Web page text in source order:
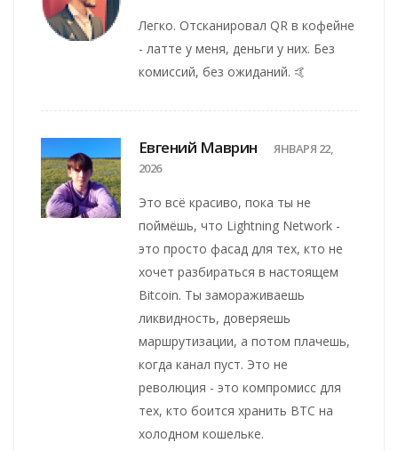
Легко. Отсканировал QR в кофейне
- латте у меня, деньги у них. Без
комиссий, без ожиданий. 🤙
Евгений Маврин
ЯНВАРЯ 22,
2026
Это всё красиво, пока ты не
поймёшь, что Lightning Network -
это просто фасад для тех, кто не
хочет разбираться в настоящем
Bitcoin. Ты замораживаешь
ликвидность, доверяешь
маршрутизации, а потом плачешь,
когда канал пуст. Это не
революция - это компромисс для
тех, кто боится хранить BTC на
холодном кошельке.